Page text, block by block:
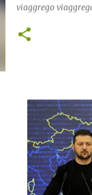
viaggrego